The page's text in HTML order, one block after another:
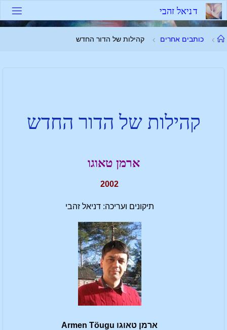
דניאל זהבי
כותבים אחרים קהילות של הדור החדש
קהילות של הדור החדש
ארמן טאוגו
2002
תיקונים ועריכה: דניאל זהבי
ארמן טאוגו Armen Töugu